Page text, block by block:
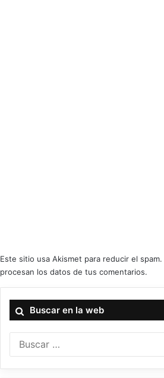
Este sitio usa Akismet para reducir el spam.
procesan los datos de tus comentarios.
Buscar en la web